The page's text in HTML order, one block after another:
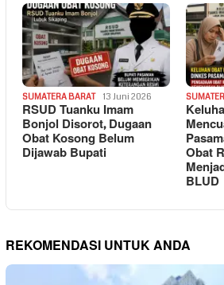
SUMATERA BARAT 13 Juni 2026
RSUD Tuanku Imam
Bonjol Disorot, Dugaan
Obat Kosong Belum
Dijawab Bupati Obat
BLUD
REKOMENDASI UNTUK ANDA